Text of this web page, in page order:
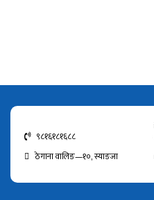
९८१६१८१६८८
ठेगाना वालिङ—१०, स्याङजा